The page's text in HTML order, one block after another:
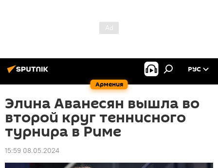
Армения
РУС
Элина Аванесян вышла во
второй круг теннисного
турнира в Риме
15:59 08.05.2024